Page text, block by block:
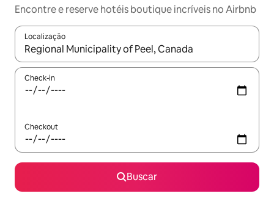
Encontre e reserve hotéis boutique incríveis no Airbnb
Localização
Quando os resultados estiverem disponíveis, explore-os
Check-in
Checkout
Buscar